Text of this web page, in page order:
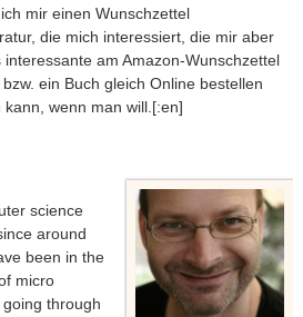
mir einen Wunschzettel
die mich interessiert, die mir aber
interessante am Amazon-Wunschzettel
ein Buch gleich Online bestellen
wenn man will.[:en]
science
around
been in the
micro
through